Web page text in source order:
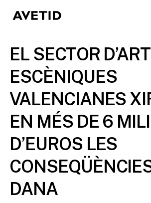
content
EL SECTOR
ESCÈNIQUES
VALENCIANES
EN MÉS DE 6
D’EUROS LES
DANA